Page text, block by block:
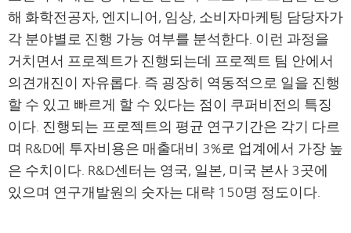
해 화학전공자, 엔지니어, 임상, 소비자마케팅 담당자가
각 분야별로 진행 가능 여부를 분석한다. 이런 과정을
거치면서 프로젝트가 진행되는데 프로젝트 팀 안에서
의견개진이 자유롭다. 즉 굉장히 역동적으로 일을 진행
할 수 있고 빠르게 할 수 있다는 점이 쿠퍼비전의 특징
이다. 진행되는 프로젝트의 평균 연구기간은 각기 다르
며 R&D에 투자비용은 매출대비 3%로 업계에서 가장 높
은 수치이다. R&D센터는 영국, 일본, 미국 본사 3곳에
있으며 연구개발원의 숫자는 대략 150명 정도이다.